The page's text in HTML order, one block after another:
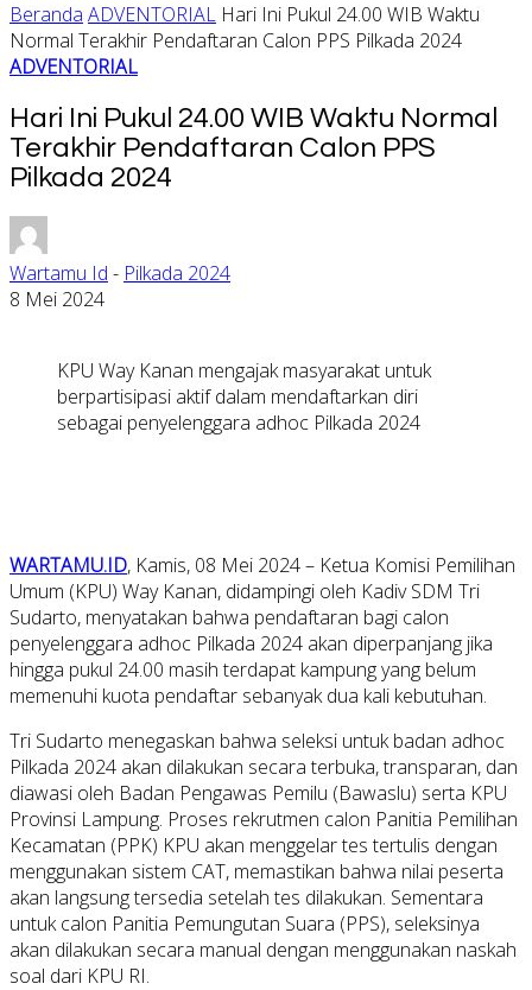
Beranda ADVENTORIAL Hari Ini Pukul 24.00 WIB Waktu
Normal Terakhir Pendaftaran Calon PPS Pilkada 2024
ADVENTORIAL
Hari Ini Pukul 24.00 WIB Waktu Normal
Terakhir Pendaftaran Calon PPS
Pilkada 2024
Wartamu Id - Pilkada 2024
8 Mei 2024
KPU Way Kanan mengajak masyarakat untuk
berpartisipasi aktif dalam mendaftarkan diri
sebagai penyelenggara adhoc Pilkada 2024
WARTAMU.ID, Kamis, 08 Mei 2024 – Ketua Komisi Pemilihan
Umum (KPU) Way Kanan, didampingi oleh Kadiv SDM Tri
Sudarto, menyatakan bahwa pendaftaran bagi calon
penyelenggara adhoc Pilkada 2024 akan diperpanjang jika
hingga pukul 24.00 masih terdapat kampung yang belum
memenuhi kuota pendaftar sebanyak dua kali kebutuhan.
Tri Sudarto menegaskan bahwa seleksi untuk badan adhoc
Pilkada 2024 akan dilakukan secara terbuka, transparan, dan
diawasi oleh Badan Pengawas Pemilu (Bawaslu) serta KPU
Provinsi Lampung. Proses rekrutmen calon Panitia Pemilihan
Kecamatan (PPK) KPU akan menggelar tes tertulis dengan
menggunakan sistem CAT, memastikan bahwa nilai peserta
akan langsung tersedia setelah tes dilakukan. Sementara
untuk calon Panitia Pemungutan Suara (PPS), seleksinya
akan dilakukan secara manual dengan menggunakan naskah
soal dari KPU RI.